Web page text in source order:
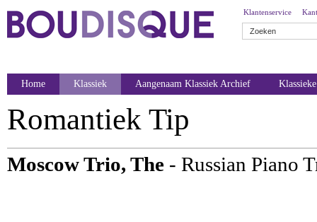
Klantenservice
Home Klassiek Aangenaam Klassiek Archief
Romantiek Tip
Moscow Trio, The - Russian Piano